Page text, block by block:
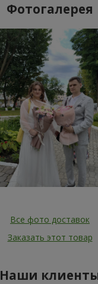
Фотогалерея
Все фото доставок
Заказать этот товар
Наши